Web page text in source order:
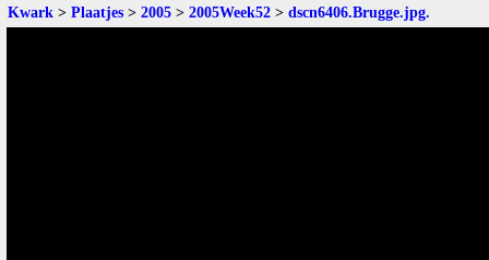
Kwark > Plaatjes > 2005 > 2005Week52 > dscn6406.Brugge.jpg.